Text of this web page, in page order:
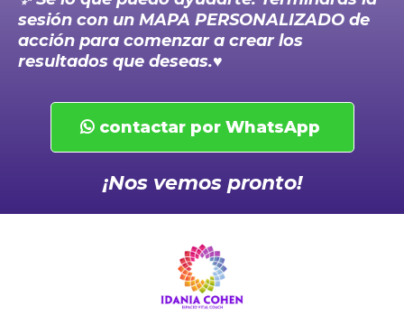
sesión con un MAPA PERSONALIZADO de
acción para comenzar a crear los
resultados que deseas.♥️
contactar por WhatsApp
¡Nos vemos pronto!